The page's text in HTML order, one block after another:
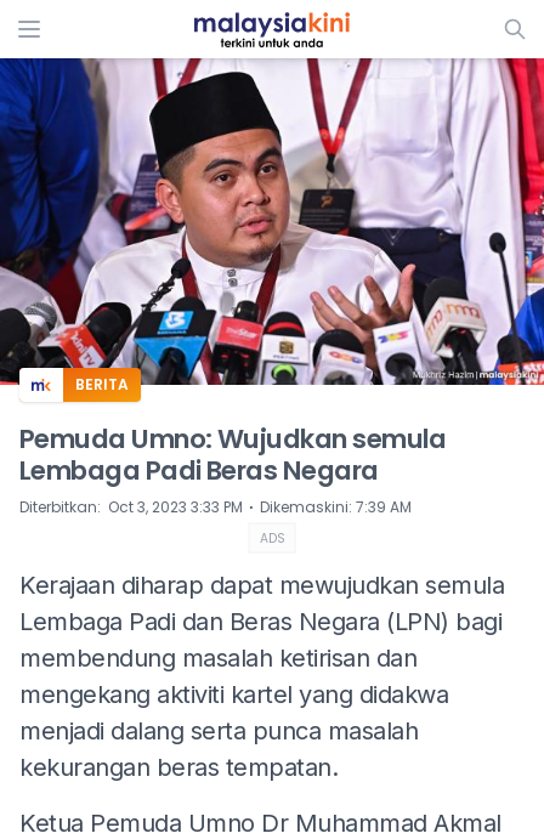
ADS
BERITA
Pemuda Umno: Wujudkan semula
Lembaga Padi Beras Negara
Diterbitkan: Oct 3, 2023 3:33 PM ⋅ Dikemaskini: 7:39 AM
ADS
Kerajaan diharap dapat mewujudkan semula
Lembaga Padi dan Beras Negara (LPN) bagi
membendung masalah ketirisan dan
mengekang aktiviti kartel yang didakwa
menjadi dalang serta punca masalah
kekurangan beras tempatan.
Ketua Pemuda Umno Dr Muhammad Akmal